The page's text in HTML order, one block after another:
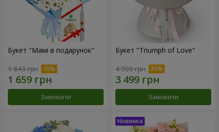
Букет "Мамі в подарунок"
1 843 грн
Замовити
Букет "Triumph of Love"
4 999 грн
Замовити